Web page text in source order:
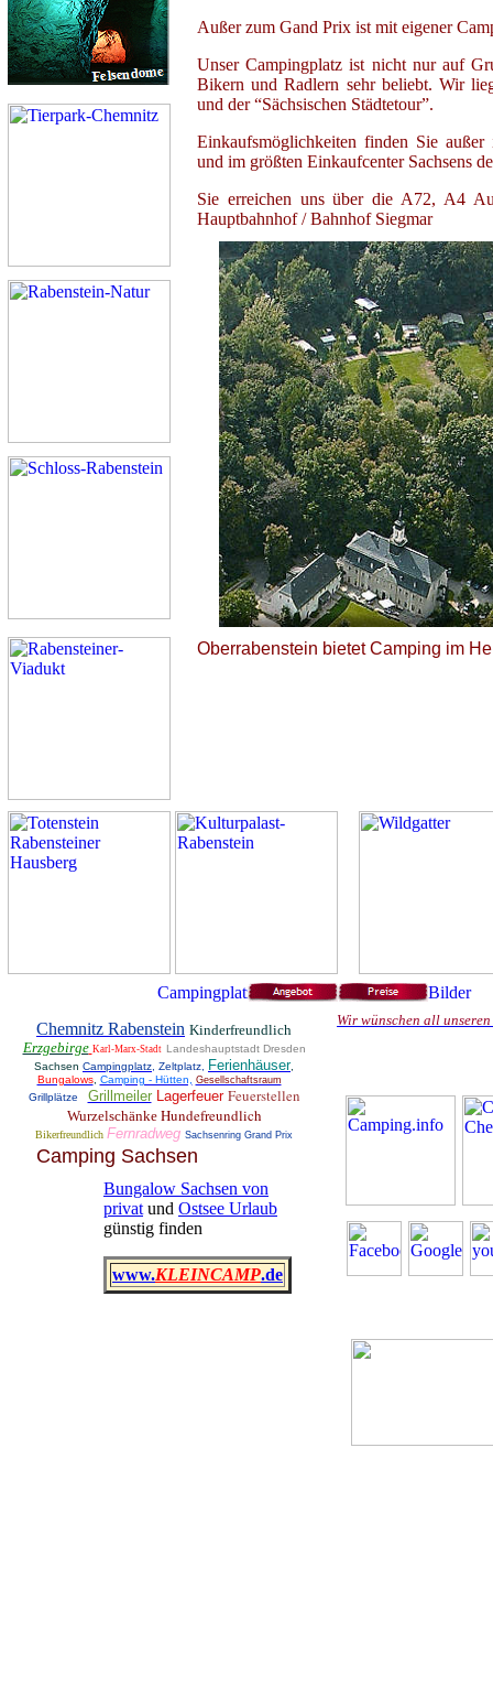
Außer zum Gand Prix ist mit eigener
Unser Campingplatz ist nicht nur auf
Bikern und Radlern sehr beliebt. Wir
und der “Sächsischen Städtetour”.
Einkaufsmöglichkeiten finden Sie außer
und im größten Einkaufcenter Sachsens
Sie erreichen uns über die A72, A4
Hauptbahnhof / Bahnhof Siegmar
Oberrabenstein bietet Camping im
Chemnitz Rabenstein Kinderfreundlich
Erzgebirge Karl-Marx-Stadt Landeshauptstadt Dresden
Sachsen Campingplatz , Zeltplatz, Ferienhäuser,
Bungalows, Camping - Hütten, Gesellschaftsraum
Grillplätze Grillmeiler Lagerfeuer Feuerstellen
Wurzelschänke Hundefreundlich
Bikerfreundlich Fernradweg Sachsenring Grand Prix
Camping Sachsen
Bungalow Sachsen von
privat und Ostsee Urlaub
günstig finden
www.KLEINCAMP.de
Wir wünschen all